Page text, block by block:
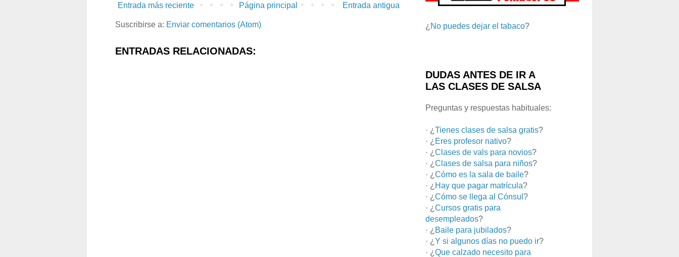
Entrada más reciente Entrada antigua
Página principal
Suscribirse a: Enviar comentarios (Atom)
ENTRADAS RELACIONADAS:
¿ No puedes dejar el tabaco?
DUDAS ANTES DE IR A
LAS CLASES DE SALSA
Preguntas y respuestas habituales:
· ¿ Tienes clases de salsa gratis?
· ¿ Eres profesor nativo?
· ¿ Clases de vals para novios?
· ¿ Clases de salsa para niños?
· ¿ Cómo es la sala de baile?
· ¿ Hay que pagar matrícula?
· ¿ Cómo se llega al Cónsul ?
· ¿ Cursos gratis para
desempleados?
· ¿ Baile para jubilados?
· ¿ Y si algunos días no puedo ir?
· ¿ Que calzado necesito para